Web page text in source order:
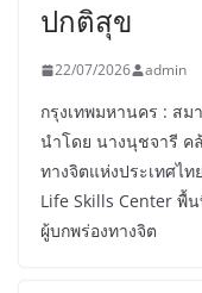
ปกติสุข
22/07/2026 admin
กรุงเทพมหานคร : สม
นำโดย นางนุชจารี ค
ทางจิตแห่งประเทศไ
Life Skills Center พื้
ผู้บกพร่องทางจิต